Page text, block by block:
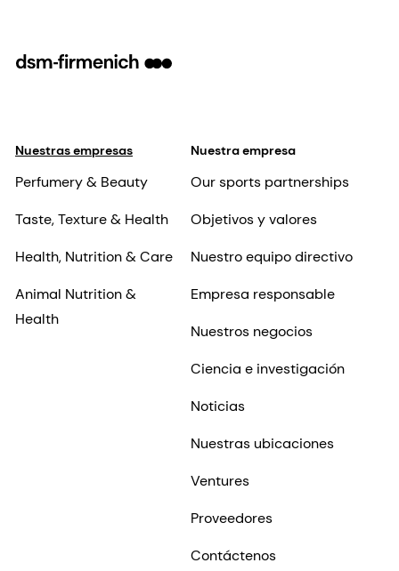
Nuestras empresas
Perfumery & Beauty
Taste, Texture & Health
Health, Nutrition & Care
Animal Nutrition &
Health
Nuestra empresa
Our sports partnerships
Objetivos y valores
Nuestro equipo directivo
Empresa responsable
Nuestros negocios
Ciencia e investigación
Noticias
Nuestras ubicaciones
Ventures
Proveedores
Contáctenos